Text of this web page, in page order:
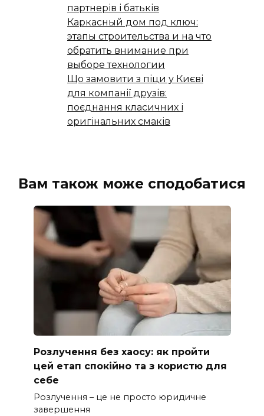
партнерів і батьків
Каркасный дом под ключ:
этапы строительства и на что
обратить внимание при
выборе технологии
Що замовити з піци у Києві
для компанії друзів:
поєднання класичних і
оригінальних смаків
Вам також може сподобатися
Розлучення без хаосу: як пройти
цей етап спокійно та з користю для
себе
Розлучення – це не просто юридичне
завершення